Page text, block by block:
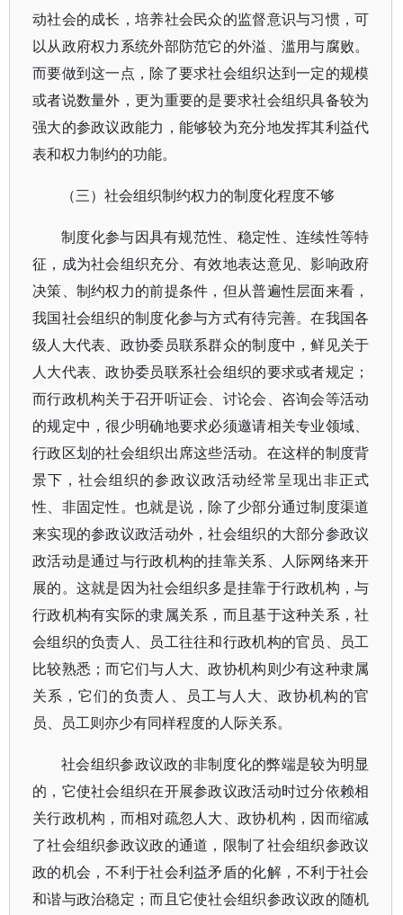
动社会的成长，培养社会民众的监督意识与习惯，可
以从政府权力系统外部防范它的外溢、滥用与腐败。
而要做到这一点，除了要求社会组织达到一定的规模
或者说数量外，更为重要的是要求社会组织具备较为
强大的参政议政能力，能够较为充分地发挥其利益代
表和权力制约的功能。
（三）社会组织制约权力的制度化程度不够
制度化参与因具有规范性、稳定性、连续性等特
征，成为社会组织充分、有效地表达意见、影响政府
决策、制约权力的前提条件，但从普遍性层面来看，
我国社会组织的制度化参与方式有待完善。在我国各
级人大代表、政协委员联系群众的制度中，鲜见关于
人大代表、政协委员联系社会组织的要求或者规定；
而行政机构关于召开听证会、讨论会、咨询会等活动
的规定中，很少明确地要求必须邀请相关专业领域、
行政区划的社会组织出席这些活动。在这样的制度背
景下，社会组织的参政议政活动经常呈现出非正式
性、非固定性。也就是说，除了少部分通过制度渠道
来实现的参政议政活动外，社会组织的大部分参政议
政活动是通过与行政机构的挂靠关系、人际网络来开
展的。这就是因为社会组织多是挂靠于行政机构，与
行政机构有实际的隶属关系，而且基于这种关系，社
会组织的负责人、员工往往和行政机构的官员、员工
比较熟悉；而它们与人大、政协机构则少有这种隶属
关系，它们的负责人、员工与人大、政协机构的官
员、员工则亦少有同样程度的人际关系。
社会组织参政议政的非制度化的弊端是较为明显
的，它使社会组织在开展参政议政活动时过分依赖相
关行政机构，而相对疏忽人大、政协机构，因而缩减
了社会组织参政议政的通道，限制了社会组织参政议
政的机会，不利于社会利益矛盾的化解，不利于社会
和谐与政治稳定；而且它使社会组织参政议政的随机